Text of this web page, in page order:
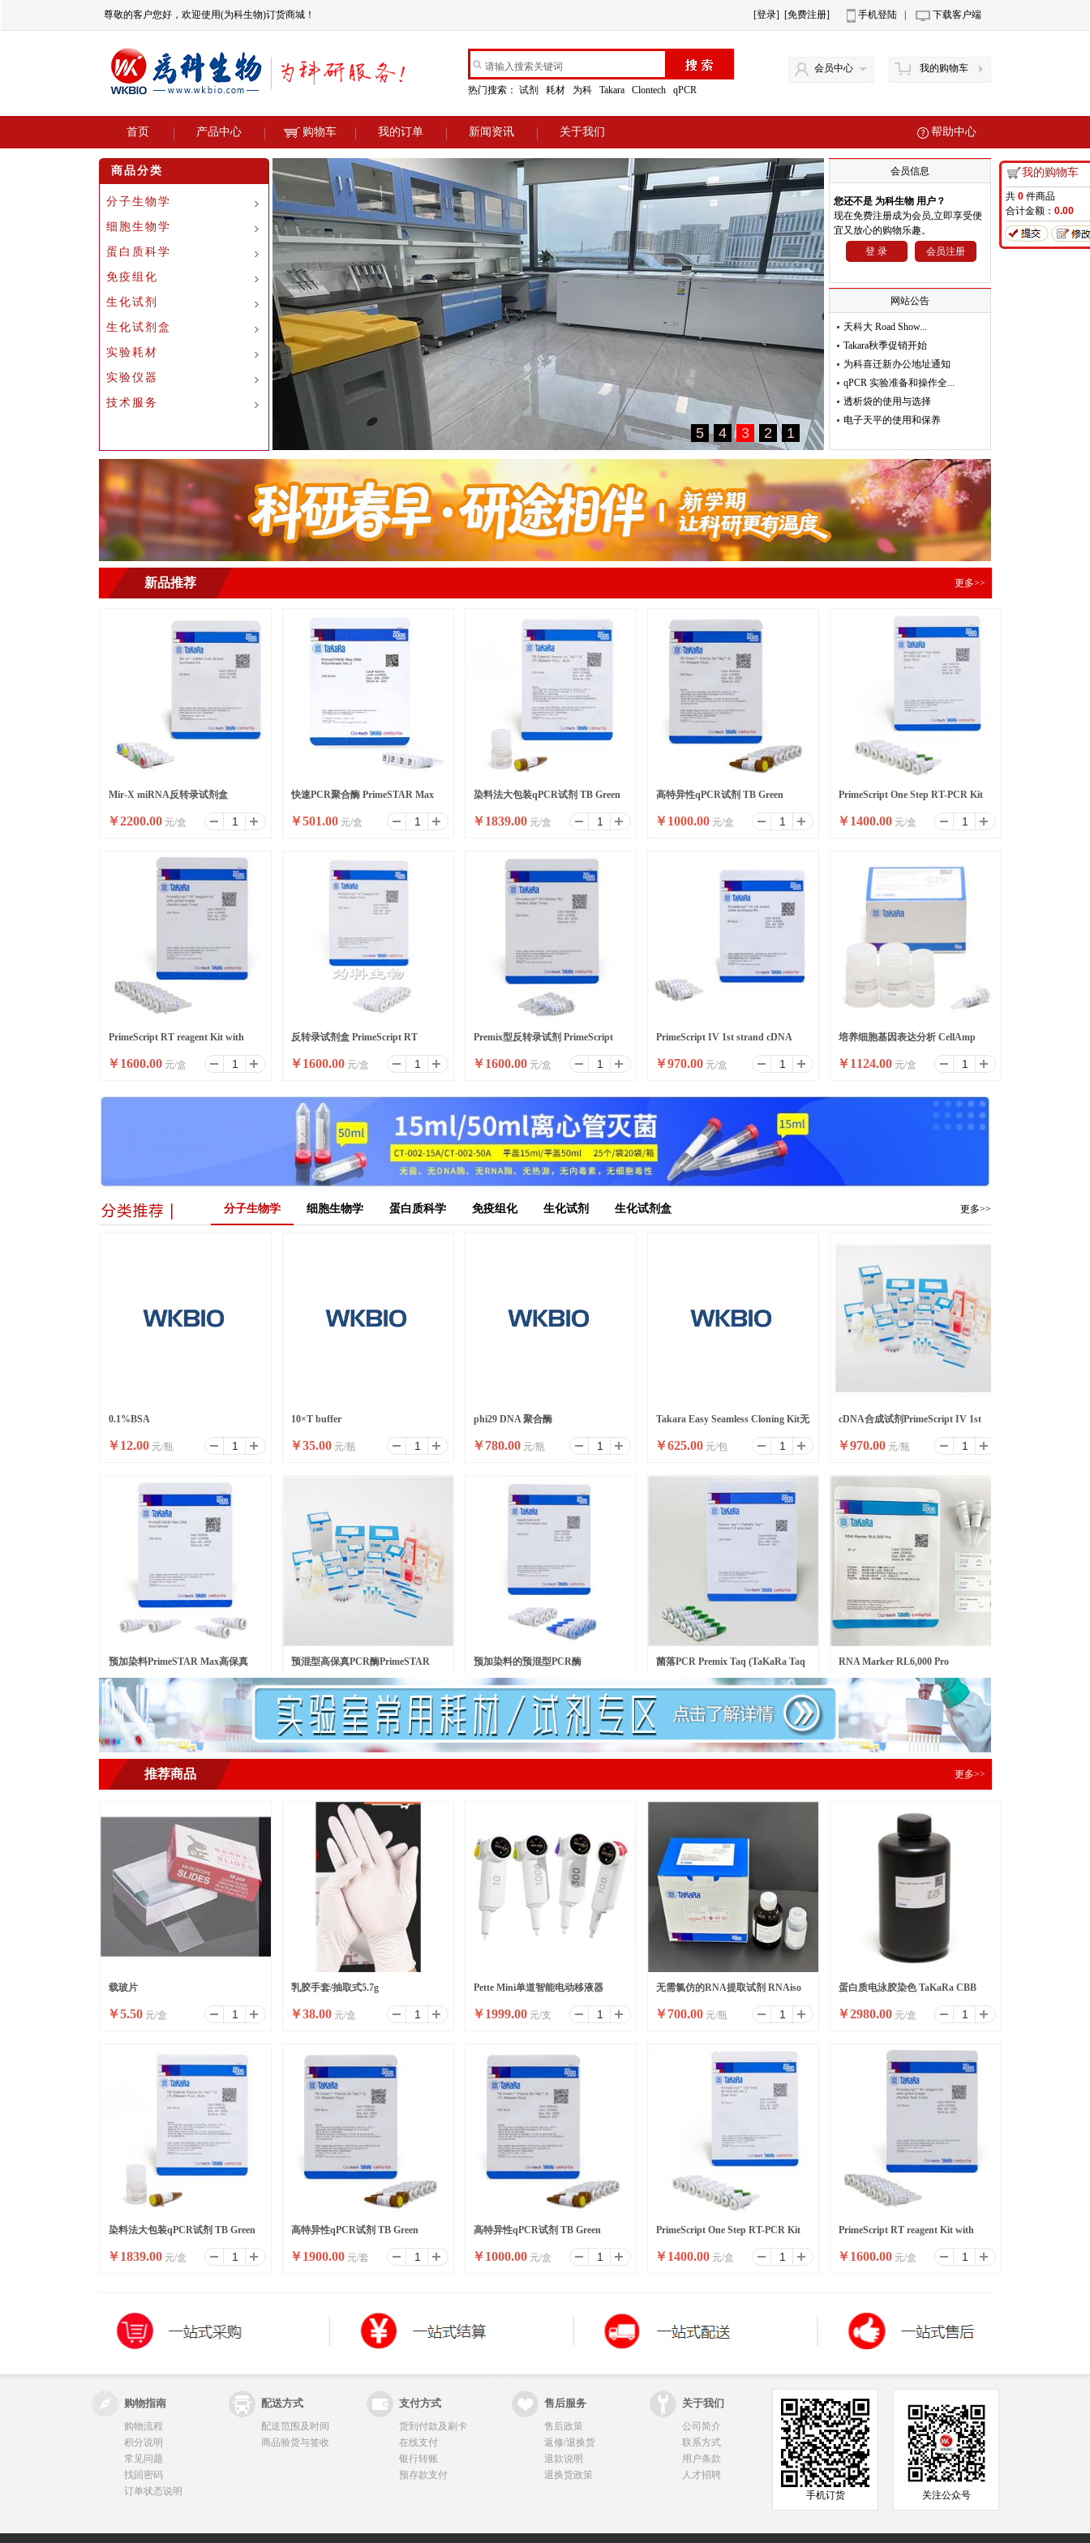
尊敬的客户您好，欢迎使用(为科生物)订货商城！ [登录] [免费注册] 手机登陆 下载客户端
热门搜索： 试剂 耗材 为科 Takara Clontech qPCR
会员中心 我的购物车
首页 产品中心 购物车 我的订单 新闻资讯 关于我们 帮助中心
商品分类
分子生物学
细胞生物学
蛋白质科学
免疫组化
生化试剂
生化试剂盒
实验耗材
实验仪器
技术服务
会员信息
您还不是 为科生物 用户？
现在免费注册成为会员,立即享受便
宜又放心的购物乐趣。
登 录
会员注册
网站公告
天科大 Road Show...
Takara秋季促销开始
为科喜迁新办公地址通知
qPCR 实验准备和操作全...
透析袋的使用与选择
电子天平的使用和保养
新品推荐 更多>>
Mir-X miRNA反转录试剂盒
￥2200.00 元/盒
快速PCR聚合酶 PrimeSTAR Max
DNA Polymerase Ver.2
￥501.00 元/盒
染料法大包装qPCR试剂 TB Green
Premix Ex Taq II ,Bulk
￥1839.00 元/盒
高特异性qPCR试剂 TB Green
Premix Ex Taq II
￥1000.00 元/盒
PrimeScript One Step RT-PCR Kit
Ver.2 (Dye Plus)
￥1400.00 元/盒
PrimeScript RT reagent Kit with
gDNA Eraser
￥1600.00 元/盒
反转录试剂盒 PrimeScript RT
reagent Kit
￥1600.00 元/盒
Premix型反转录试剂 PrimeScript
RT Master Mix
￥1600.00 元/盒
PrimeScript IV 1st strand cDNA
Synthesis Mix
￥970.00 元/盒
培养细胞基因表达分析 CellAmp
Direct RNA Prep Kit for RT-PCR
￥1124.00 元/盒
分子生物学 细胞生物学 蛋白质科学 免疫组化 生化试剂 生化试剂盒 更多>>
0.1%BSA
￥12.00 元/瓶
10×T buffer
￥35.00 元/瓶
phi29 DNA 聚合酶
￥780.00 元/瓶
Takara Easy Seamless Cloning Kit无
缝克隆
￥625.00 元/包
cDNA合成试剂PrimeScript IV 1st
strand cDNA Synthesis M
￥970.00 元/瓶
预加染料PrimeSTAR Max高保真
PCR酶 Ver.2
￥500.00 元/瓶
预混型高保真PCR酶PrimeSTAR
LongSeq DNA Polymerase
￥568.00元/包
预加染料的预混型PCR酶
SapphireAmp® Fast PCR Master
Mix
￥601.00元/瓶
菌落PCR Premix Taq (TaKaRa Taq
Version 2.0 plus dy
￥140.00元/包
RNA Marker RL6,000 Pro
￥597.00
推荐商品 更多>>
载玻片
￥5.50 元/盒
乳胶手套/抽取式5.7g
￥38.00 元/盒
Pette Mini单道智能电动移液器
￥1999.00 元/支
无需氯仿的RNA提取试剂 RNAiso
Easy
￥700.00 元/瓶
蛋白质电泳胶染色 TaKaRa CBB
Protein Safe Stain
￥2980.00 元/盒
染料法大包装qPCR试剂 TB Green
Premix Ex Taq II ,Bulk
￥1839.00 元/盒
高特异性qPCR试剂 TB Green
Premix Ex Taq II
￥1900.00 元/套
高特异性qPCR试剂 TB Green
Premix Ex Taq II
￥1000.00 元/盒
PrimeScript One Step RT-PCR Kit
Ver.2 (Dye Plus)
￥1400.00 元/盒
PrimeScript RT reagent Kit with
gDNA Eraser
￥1600.00 元/盒
我的购物车
共 0 件商品
合计金额： 0.00
购物指南 配送方式 支付方式 售后服务 关于我们
购物流程
积分说明
常见问题
找回密码
订单状态说明
配送范围及时间
商品验货与签收
货到付款及刷卡
在线支付
银行转账
预存款支付
售后政策
返修/退换货
退款说明
退换货政策
公司简介
联系方式
用户条款
人才招聘
手机订货
关注公众号